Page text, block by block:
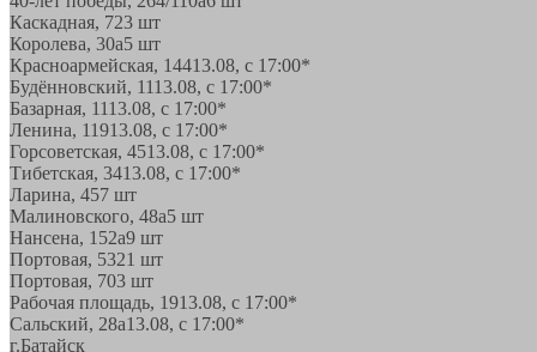
Каскадная, 723 шт
Королева, 30а5 шт
Красноармейская, 14413.08, с 17:00*
Будённовский, 1113.08, с 17:00*
Базарная, 1113.08, с 17:00*
Ленина, 11913.08, с 17:00*
Горсоветская, 4513.08, с 17:00*
Тибетская, 3413.08, с 17:00*
Ларина, 457 шт
Малиновского, 48а5 шт
Нансена, 152а9 шт
Портовая, 5321 шт
Портовая, 703 шт
Рабочая площадь, 1913.08, с 17:00*
Сальский, 28a13.08, с 17:00*
г.Батайск